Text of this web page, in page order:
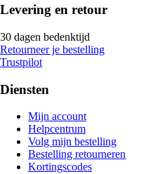
Levering en retour
30 dagen bedenktijd
Retourneer je bestelling
Trustpilot
Diensten
Mijn account
Helpcentrum
Volg mijn bestelling
Bestelling retourneren
Kortingscodes